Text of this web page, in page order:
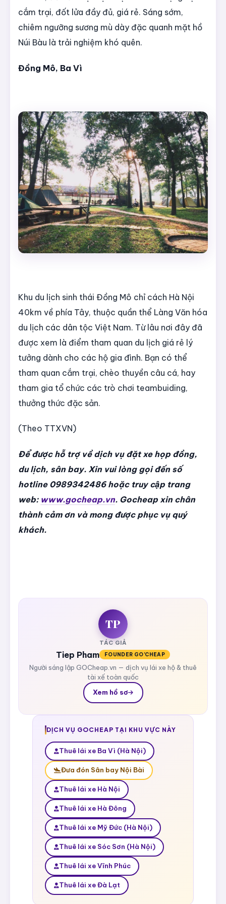
cắm trại, đốt lửa đầy đủ, giá rẻ. Sáng sớm,
chiêm ngưỡng sương mù dày đặc quanh mặt hồ
Núi Bàu là trải nghiệm khó quên.
Đồng Mô, Ba Vì
Khu du lịch sinh thái Đồng Mô chỉ cách Hà Nội
40km về phía Tây, thuộc quần thể Làng Văn hóa
du lịch các dân tộc Việt Nam. Từ lâu nơi đây đã
được xem là điểm tham quan du lịch giá rẻ lý
tưởng dành cho các hộ gia đình. Bạn có thể
tham quan cắm trại, chèo thuyền câu cá, hay
tham gia tổ chức các trò chơi teambuiding,
thưởng thức đặc sản.
(Theo TTXVN)
Để được hỗ trợ về dịch vụ đặt xe họp đồng,
du lịch, sân bay. Xin vui lòng gọi đến số
hotline 0989342486 hoặc truy cập trang
web: www.gocheap.vn. Gocheap xin chân
thành cảm ơn và mong được phục vụ quý
khách.
TP
TÁC GIẢ
Tiep Pham FOUNDER GO'CHEAP
Người sáng lập GOCheap.vn — dịch vụ lái xe hộ & thuê
tài xế toàn quốc
Xem hồ sơ
DỊCH VỤ GOCHEAP TẠI KHU VỰC NÀY
Thuê lái xe Ba Vì (Hà Nội)
Đưa đón Sân bay Nội Bài
Thuê lái xe Hà Nội
Thuê lái xe Hà Đông
Thuê lái xe Mỹ Đức (Hà Nội)
Thuê lái xe Sóc Sơn (Hà Nội)
Thuê lái xe Vĩnh Phúc
Thuê lái xe Đà Lạt